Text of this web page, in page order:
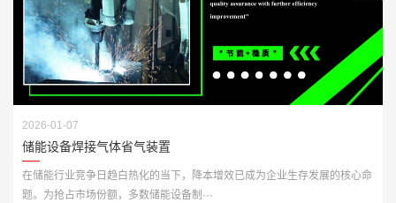
2026-01-07
储能设备焊接气体省气装置
在储能行业竞争日趋白热化的当下，降本增效已成为企业生存发展的核心命
题。为抢占市场份额，多数储能设备制···